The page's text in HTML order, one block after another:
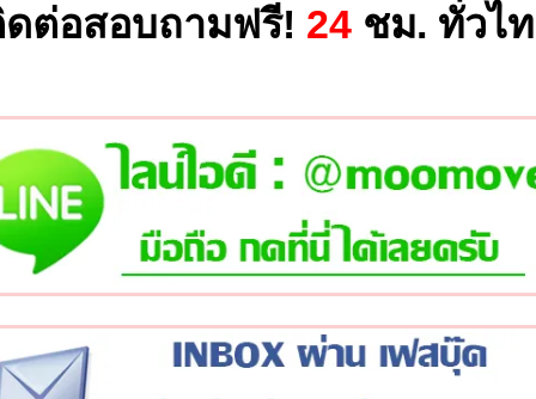
ต่อสอบถามฟรี! 24ชม. ทั่วไ